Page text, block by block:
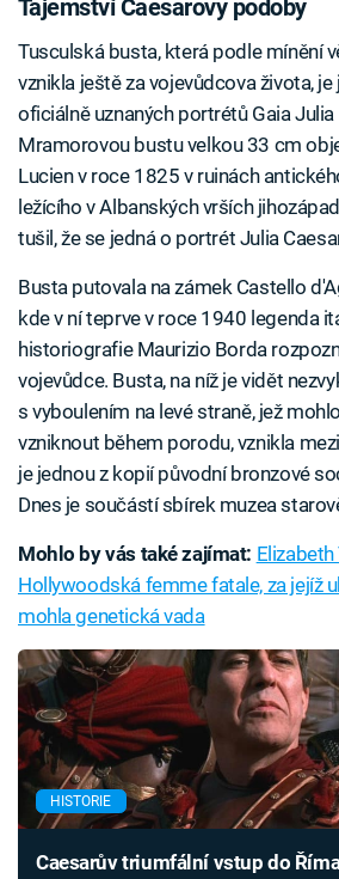
Tajemství Caesarovy podoby
Tusculská busta, která podle mínění
vznikla ještě za vojevůdcova života,
oficiálně uznaných portrétů Gaia Julia
Mramorovou bustu velkou 33 cm
Lucien v roce 1825 v ruinách
ležícího v Albanských vrších
tušil, že se jedná o portrét Julia
Busta putovala na zámek Castello
kde v ní teprve v roce 1940 legenda
historiografie Maurizio Borda
vojevůdce. Busta, na níž je vidět
s vyboulením na levé straně, jež
vzniknout během porodu, vznikla
je jednou z kopií původní bronzové
Dnes je součástí sbírek muzea
Mohlo by vás také zajímat: Elizabeth
Hollywoodská femme fatale, za jejíž
mohla genetická vada
HISTORIE
Caesarův triumfální vstup do